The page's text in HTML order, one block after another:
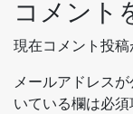
コメント
現在コメント投
メールアドレスが
いている欄は必